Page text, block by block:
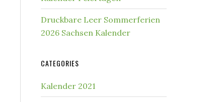
Druckbare Leer Sommerferien
2026 Sachsen Kalender
CATEGORIES
Kalender 2021